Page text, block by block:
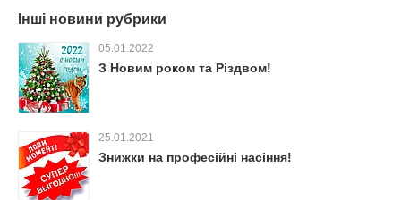
Інші новини рубрики
05.01.2022
З Новим роком та Різдвом!
25.01.2021
Знижки на професійні насіння!